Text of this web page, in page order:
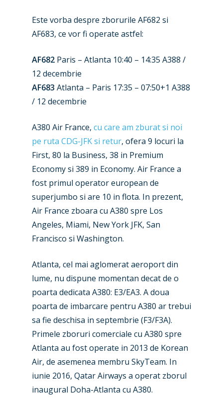
Este vorba despre zborurile AF682 si
AF683, ce vor fi operate astfel:
AF682 Paris – Atlanta 10:40 – 14:35 A388 /
12 decembrie
AF683 Atlanta – Paris 17:35 – 07:50+1 A388
/ 12 decembrie
A380 Air France, cu care am zburat si noi
pe ruta CDG-JFK si retur, ofera 9 locuri la
First, 80 la Business, 38 in Premium
Economy si 389 in Economy. Air France a
fost primul operator european de
superjumbo si are 10 in flota. In prezent,
Air France zboara cu A380 spre Los
Angeles, Miami, New York JFK, San
Francisco si Washington.
Atlanta, cel mai aglomerat aeroport din
lume, nu dispune momentan decat de o
poarta dedicata A380: E3/EA3. A doua
poarta de imbarcare pentru A380 ar trebui
sa fie deschisa in septembrie (F3/F3A).
Primele zboruri comerciale cu A380 spre
Atlanta au fost operate in 2013 de Korean
Air, de asemenea membru SkyTeam. In
iunie 2016, Qatar Airways a operat zborul
inaugural Doha-Atlanta cu A380.
New Routes
Industry
Accidents / Incidents
Airshows
Dubai 2025
Paris 2025
Farnborough 2024
Business Jets
Military
Trip Reports